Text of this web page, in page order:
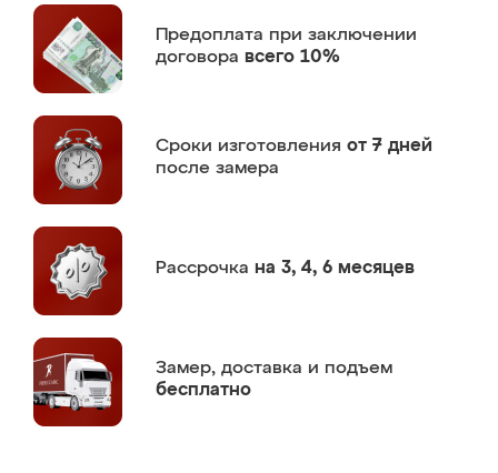
Предоплата при заключении
договора всего 10%
Сроки изготовления от 7 дней
после замера
Рассрочка на 3, 4, 6 месяцев
Замер, доставка и подъем
бесплатно